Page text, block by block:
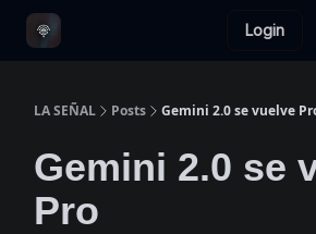
Login
LA SEÑAL Posts Gemini 2.0 se vuelve
Gemini 2.0 se
Pro